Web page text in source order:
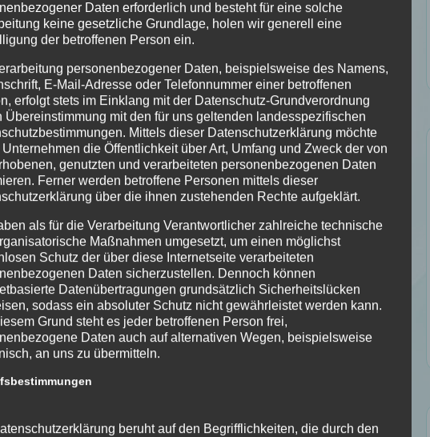
Daten erforderlich und besteht für eine solche
keine gesetzliche Grundlage, holen wir generell eine
der betroffenen Person ein.
personenbezogener Daten, beispielsweise des Namens,
E-Mail-Adresse oder Telefonnummer einer betroffenen
erfolgt stets im Einklang mit der Datenschutz-Grundverordnung
Übereinstimmung mit den für uns geltenden landesspezifischen
Mittels dieser Datenschutzerklärung möchte
die Öffentlichkeit über Art, Umfang und Zweck der von
genutzten und verarbeiteten personenbezogenen Daten
Ferner werden betroffene Personen mittels dieser
über die ihnen zustehenden Rechte aufgeklärt.
als für die Verarbeitung Verantwortlicher zahlreiche technische
Maßnahmen umgesetzt, um einen möglichst
Schutz der über diese Internetseite verarbeiteten
Daten sicherzustellen. Dennoch können
Datenübertragungen grundsätzlich Sicherheitslücken
sodass ein absoluter Schutz nicht gewährleistet werden kann.
Grund steht es jeder betroffenen Person frei,
Daten auch auf alternativen Wegen, beispielsweise
an uns zu übermitteln.
beruht auf den Begrifflichkeiten, die durch den